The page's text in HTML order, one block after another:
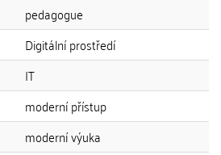
pedagogue
Digitální prostředí
IT
moderní přístup
moderní výuka